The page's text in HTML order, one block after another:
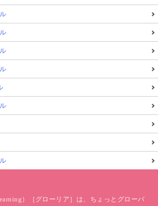
）［グローリア］は、ちょっとグローバ